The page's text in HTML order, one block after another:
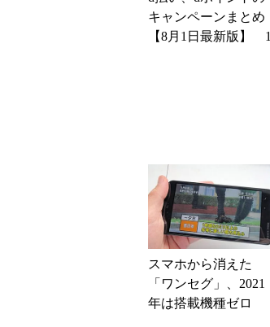
キャンペーンまとめ
【8月1日最新版】 1
スマホから消えた
「ワンセグ」、2021
年は搭載機種ゼロ